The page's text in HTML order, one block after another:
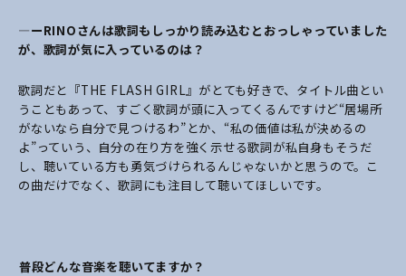
―ーRINOさんは歌詞もしっかり読み込むとおっしゃっていました
が、歌詞が気に入っているのは？
歌詞だと『THE FLASH GIRL』がとても好きで、タイトル曲とい
うこともあって、すごく歌詞が頭に入ってくるんですけど“居場所
がないなら自分で見つけるわ”とか、“私の価値は私が決めるの
よ”っていう、自分の在り方を強く示せる歌詞が私自身もそうだ
し、聴いている方も勇気づけられるんじゃないかと思うので。こ
の曲だけでなく、歌詞にも注目して聴いてほしいです。
――普段どんな音楽を聴いてますか？